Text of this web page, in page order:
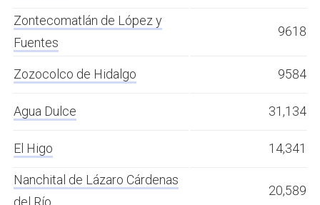
Zontecomatlán de López y
Fuentes
9618
Zozocolco de Hidalgo 9584
Agua Dulce 31,134
El Higo 14,341
Nanchital de Lázaro Cárdenas
del Río
20,589